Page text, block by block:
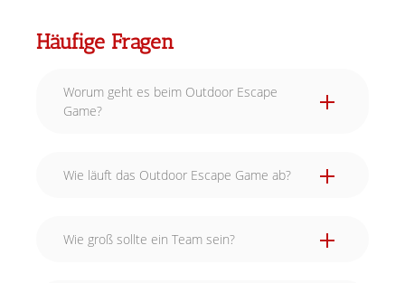
Häufige Fragen
Worum geht es beim Outdoor Escape
Game?
Wie läuft das Outdoor Escape Game ab?
Wie groß sollte ein Team sein?